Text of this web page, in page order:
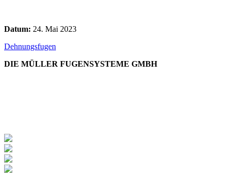
Datum: 24. Mai 2023
Dehnungsfugen
DIE MÜLLER FUGENSYSTEME GMBH